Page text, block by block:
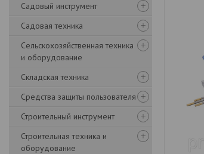
Садовый инструмент
Садовая техника
Сельскохозяйственная техника
и оборудование
Складская техника
Средства защиты пользователя
Строительный инструмент
Строительная техника и
оборудование